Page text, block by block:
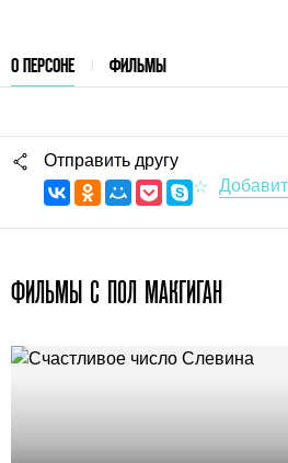
О ПЕРСОНЕ ФИЛЬМЫ
Отправить другу
ФИЛЬМЫ С ПОЛ МАКГИГАН